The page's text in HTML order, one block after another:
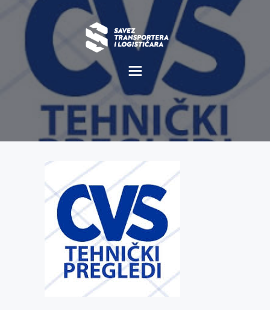
O NAMA
NOVOSTI
MISIJA I VIZIJA
KOMERCIJALNE
POVOLJNOSTI
GALERIJA